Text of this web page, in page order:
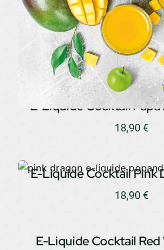
E-Liquide Cocktail Papa
18,90 €
E-Liquide Cocktail Pink
18,90 €
E-Liquide Cocktail Red